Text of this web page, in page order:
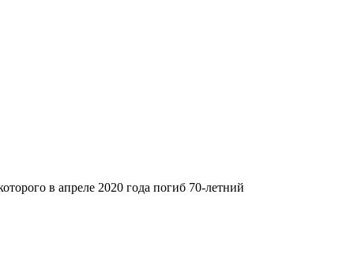
в апреле 2020 года погиб 70-летний